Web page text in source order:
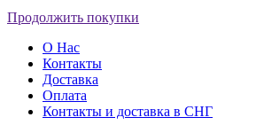
Продолжить покупки
О Нас
Контакты
Доставка
Оплата
Контакты и доставка в СНГ